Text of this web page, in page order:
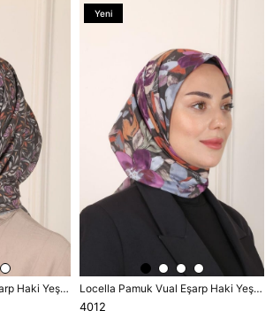
Locella Pamuk Vual Eşarp Haki Yeşili-2
Locella Pamuk Vual Eşarp Haki Yeşili-2
4012
Yeni